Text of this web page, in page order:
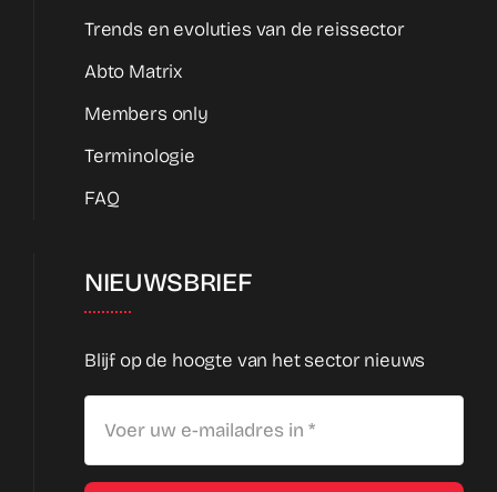
Trends en evoluties van de reissector
Abto Matrix
Members only
Terminologie
FAQ
NIEUWSBRIEF
Blijf op de hoogte van het sector nieuws